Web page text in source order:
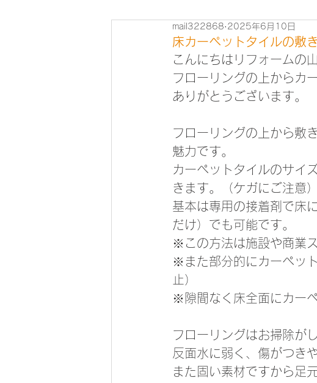
床カーペットタイルの敷
mail322868 2025年6月10日
こんにちはリフォームの
フローリングの上からカ
ありがとうございます。
フローリングの上から敷
魅力です。
カーペットタイルのサイ
きます。（ケガにご注意）
基本は専用の接着剤で床
だけ）でも可能です。
※この方法は施設や商業
※また部分的にカーペッ
止）
※隙間なく床全面にカー
フローリングはお掃除が
反面水に弱く、傷がつき
また固い素材ですから足